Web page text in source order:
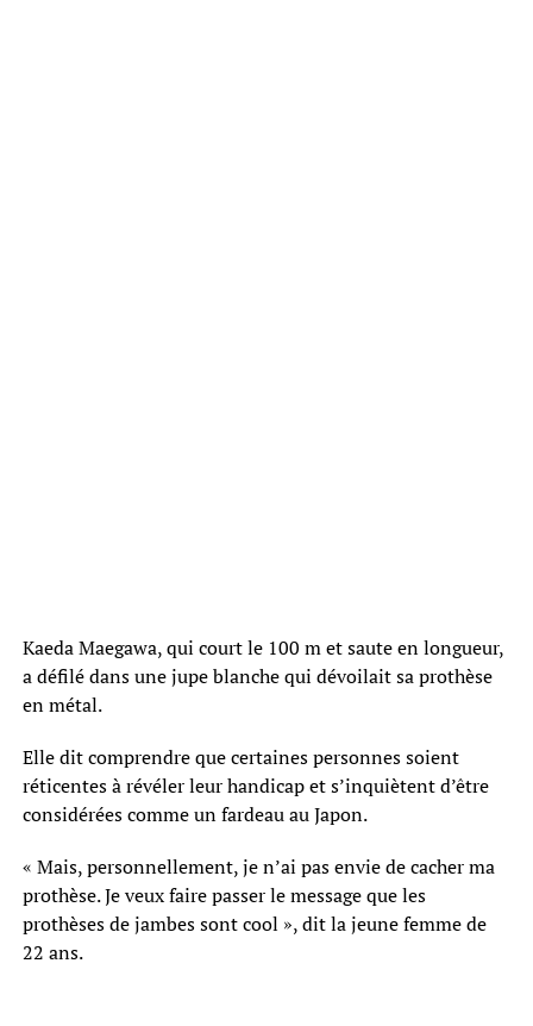
Kaeda Maegawa, qui court le 100 m et saute en longueur,
a défilé dans une jupe blanche qui dévoilait sa prothèse
en métal.
Elle dit comprendre que certaines personnes soient
réticentes à révéler leur handicap et s’inquiètent d’être
considérées comme un fardeau au Japon.
« Mais, personnellement, je n’ai pas envie de cacher ma
prothèse. Je veux faire passer le message que les
prothèses de jambes sont cool », dit la jeune femme de
22 ans.